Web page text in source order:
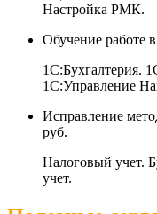
Настройка РМК.
Обучение работе
1С:Бухгалтерия.
1С:Управление
Исправление
руб.
Налоговый учет.
учет.